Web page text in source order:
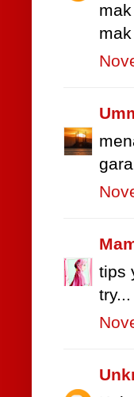
tips
try...